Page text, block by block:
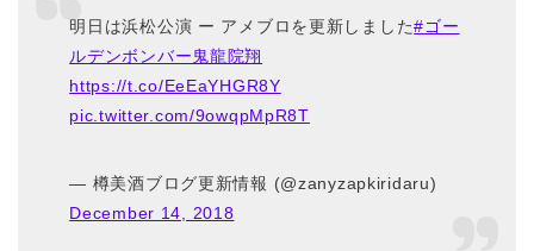
明日は浜松公演 ー アメブロを更新しました#ゴー
ルデンボンバー鬼龍院翔
https://t.co/EeEaYHGR8Y
pic.twitter.com/9owqpMpR8T
— 樽美酒ブログ更新情報 (@zanyzapkiridaru)
December 14, 2018